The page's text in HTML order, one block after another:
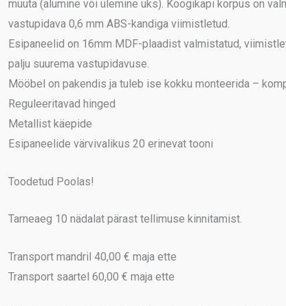
muuta (alumine või ülemine uks). Köögikapi korpus on
vastupidava 0,6 mm ABS-kandiga viimistletud.
Esipaneelid on 16mm MDF-plaadist valmistatud,
palju suurema vastupidavuse.
Mööbel on pakendis ja tuleb ise kokku monteerida –
Reguleeritavad hinged
Metallist käepide
Esipaneelide värvivalikus 20 erinevat tooni
Toodetud Poolas!
Tarneaeg 10 nädalat pärast tellimuse kinnitamist.
Transport mandril 40,00 € maja ette
Transport saartel 60,00 € maja ette